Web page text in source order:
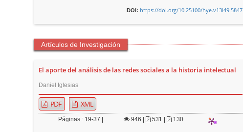
DOI: https://doi.org/10.25100/hye.v13i49.5847
Artículos de Investigación
El aporte del análisis de las redes sociales a la historia intelectual
Daniel Iglesias
PDF XML
Páginas : 19-37 | 946 | 531 | 130